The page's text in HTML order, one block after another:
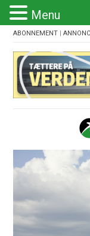
ABONNEMENT |
Menu